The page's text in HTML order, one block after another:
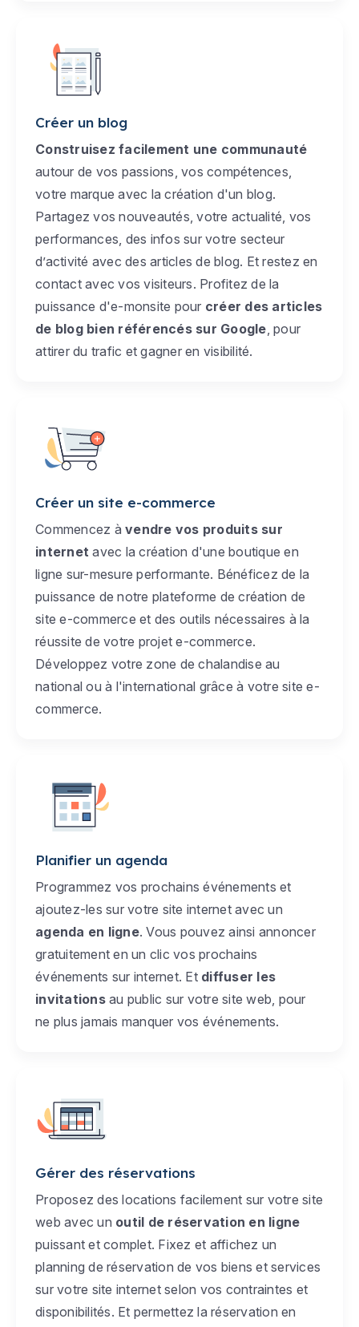
Créer un blog
Construisez facilement une communauté
autour de vos passions, vos compétences,
votre marque avec la création d'un blog.
Partagez vos nouveautés, votre actualité, vos
performances, des infos sur votre secteur
d’activité avec des articles de blog. Et restez en
contact avec vos visiteurs. Profitez de la
puissance d'e-monsite pour créer des articles
de blog bien référencés sur Google , pour
attirer du trafic et gagner en visibilité.
Créer un site e-commerce
Commencez à vendre vos produits sur
internet avec la création d'une boutique en
ligne sur-mesure performante. Bénéficez de la
puissance de notre plateforme de création de
site e-commerce et des outils nécessaires à la
réussite de votre projet e-commerce.
Développez votre zone de chalandise au
national ou à l'international grâce à votre site e-
commerce.
Planifier un agenda
Programmez vos prochains événements et
ajoutez-les sur votre site internet avec un
agenda en ligne. Vous pouvez ainsi annoncer
gratuitement en un clic vos prochains
événements sur internet. Et diffuser les
invitationsau public sur votre site web, pour
ne plus jamais manquer vos événements.
Gérer des réservations
Proposez des locations facilement sur votre site
web avec un outil de réservation en ligne
puissant et complet. Fixez et affichez un
planning de réservation de vos biens et services
sur votre site internet selon vos contraintes et
disponibilités. Et permettez la réservation en